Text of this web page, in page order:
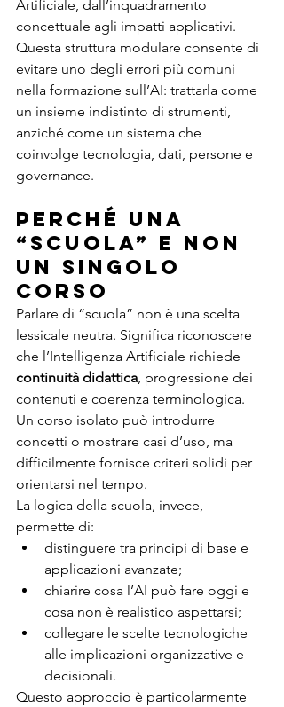
Artificiale, dall’inquadramento
concettuale agli impatti applicativi.
Questa struttura modulare consente di
evitare uno degli errori più comuni
nella formazione sull’AI: trattarla come
un insieme indistinto di strumenti,
anziché come un sistema che
coinvolge tecnologia, dati, persone e
governance.
Perché una
“scuola” e non
un singolo
corso
Parlare di “scuola” non è una scelta
lessicale neutra. Significa riconoscere
che l’Intelligenza Artificiale richiede
continuità didattica, progressione dei
contenuti e coerenza terminologica.
Un corso isolato può introdurre
concetti o mostrare casi d’uso, ma
difficilmente fornisce criteri solidi per
orientarsi nel tempo.
La logica della scuola, invece,
permette di:
distinguere tra principi di base e
applicazioni avanzate;
chiarire cosa l’AI può fare oggi e
cosa non è realistico aspettarsi;
collegare le scelte tecnologiche
alle implicazioni organizzative e
decisionali.
Questo approccio è particolarmente